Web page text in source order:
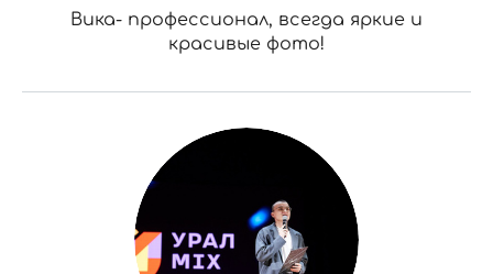
Вика- профессионал, всегда яркие и
красивые фото!